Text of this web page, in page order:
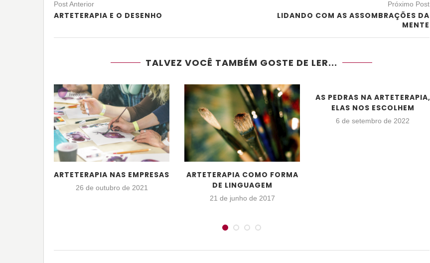
Post Anterior
ARTETERAPIA E O DESENHO
Próximo Post
LIDANDO COM AS ASSOMBRAÇÕES DA
MENTE
TALVEZ VOCÊ TAMBÉM GOSTE DE LER...
ARTETERAPIA NAS EMPRESAS
26 de outubro de 2021
ARTETERAPIA COMO FORMA
DE LINGUAGEM
21 de junho de 2017
AS PEDRAS NA ARTETERAPIA,
ELAS NOS ESCOLHEM
6 de setembro de 2022